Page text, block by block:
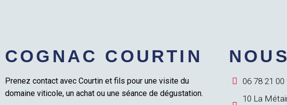
COGNAC COURTIN
Prenez contact avec Courtin et fils pour une visite du
domaine viticole, un achat ou une séance de dégustation.
06 78 21 00
10 La